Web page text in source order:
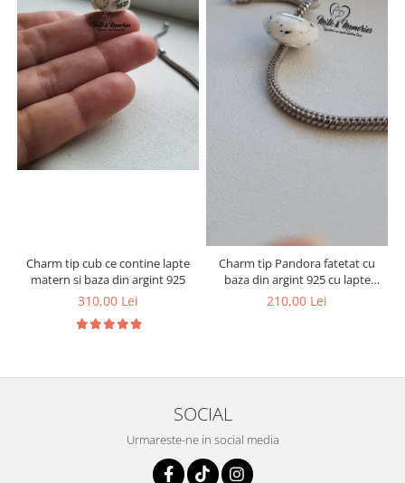
Charm tip cub ce contine lapte
matern si baza din argint 925
310,00 Lei
Charm tip Pandora fatetat cu
baza din argint 925 cu lapte
matern si foita decorativa
210,00 Lei
SOCIAL
Urmareste-ne in social media